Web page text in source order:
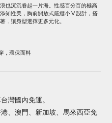
也沉沉眷起一片海。性感百分百的極高
知性美，胸前開放式嚴縫小 V 設計，搭
，讓身型選擇更多元化。
，環保面料
灣國內免運。
、澳門、新加坡、馬來西亞免